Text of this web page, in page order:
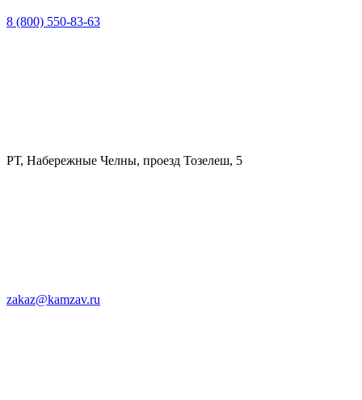
8 (800) 550-83-63
РТ, Набережные Челны, проезд Тозелеш, 5
zakaz@kamzav.ru